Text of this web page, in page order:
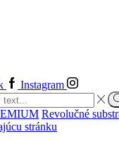
Instagram
Revolučné
stránku